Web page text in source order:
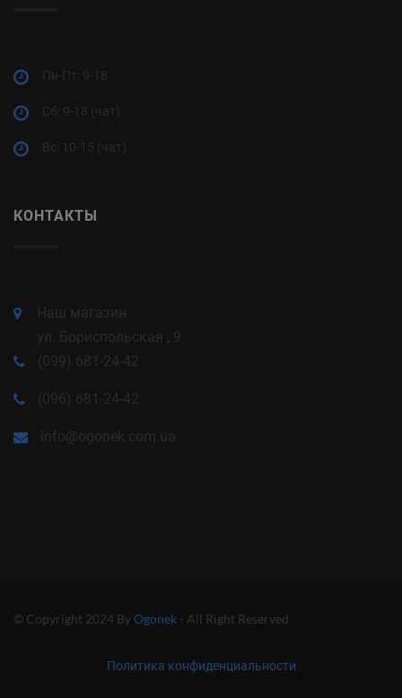
Пн-Пт: 9-18
Cб: 9-18 (чат)
Вс: 10-15 (чат)
КОНТАКТЫ
Наш магазин
ул. Бориспольская , 9
(099) 681-24-42
(096) 681-24-42
info@ogonek.com.ua
© Copyright 2024 ByOgonek - All Right Reserved
Политика конфиденциальности